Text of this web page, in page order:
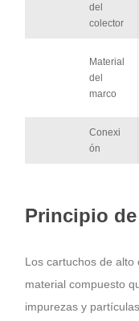
del
colector
Material
del
marco
Conexi
ón
Principio
Los cartuchos de alto
material compuesto
impurezas y